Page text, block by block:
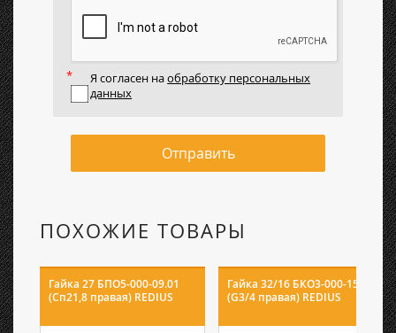
Я согласен наобработку персональных
данных
Отправить
ПОХОЖИЕ ТОВАРЫ
Гайка 27 БПО5-000-09.01
(Сп21,8 правая) REDIUS
Гайка 32/16 БКО3-000-15.02
(G3/4 правая) REDIUS